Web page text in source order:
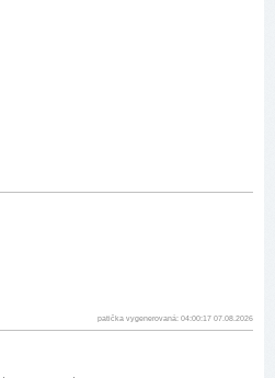
patička vygenerovaná: 04:00:17 07.08.2026